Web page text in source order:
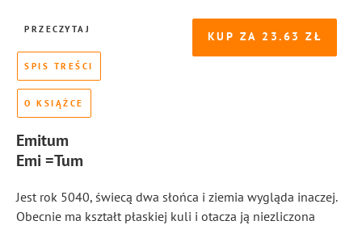
KUP ZA 23.63
PRZECZYTAJ
SPIS TREŚCI
O KSIĄŻCE
Emitum
Emi =Tum
Jest rok 5040, świecą dwa słońca i ziemia wygląda inaczej.
Obecnie ma kształt płaskiej kuli i otacza ją niezliczona